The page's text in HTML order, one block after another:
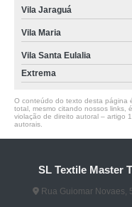
Vila Jaraguá
Vila Maria
Vila Santa Eulalia
Extrema
O conteúdo do texto desta página
total, mesmo citando nossos links,
violação de direito autoral – artigo
autorais
SL Textile Master
Rua Guiomar Novaes,